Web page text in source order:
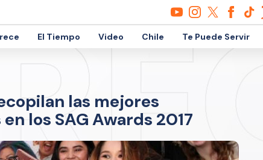
El Tiempo Video Chile Te Puede Servir
las mejores
los SAG Awards 2017